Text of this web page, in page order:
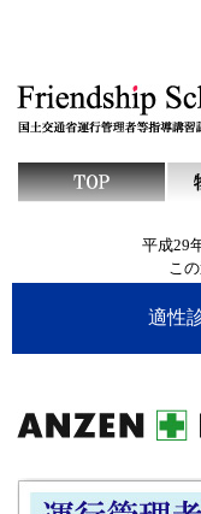
平成29
こ
適性